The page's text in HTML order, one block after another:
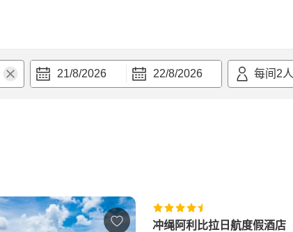
21/8/2026 22/8/2026 每间 2人
冲绳阿利比拉日航度假酒店